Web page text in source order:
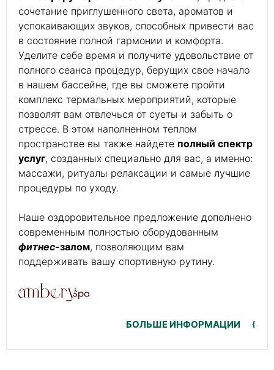
сочетание приглушенного света, ароматов и
успокаивающих звуков, способных привести вас
в состояние полной гармонии и комфорта.
Уделите себе время и получите удовольствие от
полного сеанса процедур, берущих свое начало
в нашем бассейне, где вы сможете пройти
комплекс термальных мероприятий, которые
позволят вам отвлечься от суеты и забыть о
стрессе. В этом наполненном теплом
пространстве вы также найдете полный спектр
услуг, созданных специально для вас, а именно:
массажи, ритуалы релаксации и самые лучшие
процедуры по уходу.
Наше оздоровительное предложение дополнено
современным полностью оборудованным
фитнес-залом, позволяющим вам
поддерживать вашу спортивную рутину.
БОЛЬШЕ ИНФОРМАЦИИ